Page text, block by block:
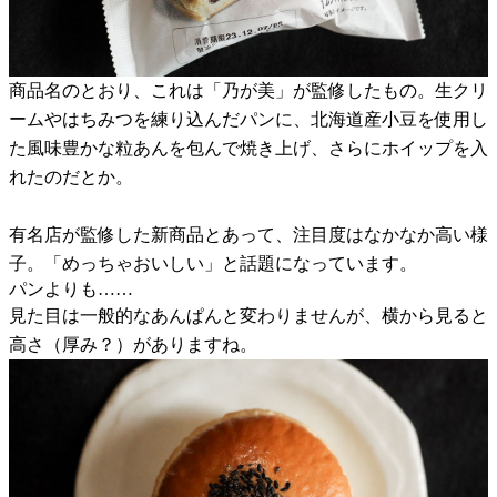
商品名のとおり、これは「乃が美」が監修したもの。生クリ
ームやはちみつを練り込んだパンに、北海道産小豆を使用し
た風味豊かな粒あんを包んで焼き上げ、さらにホイップを入
れたのだとか。
有名店が監修した新商品とあって、注目度はなかなか高い様
子。「めっちゃおいしい」と話題になっています。
パンよりも……
見た目は一般的なあんぱんと変わりませんが、横から見ると
高さ（厚み？）がありますね。